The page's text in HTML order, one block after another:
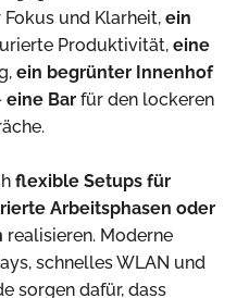
Fokus und Klarheit, ein
Produktivität, eine
ein begrünter Innenhof
eine Bar für den lockeren
flexible Setups für
Arbeitsphasen oder
realisieren. Moderne
schnelles WLAN und
sorgen dafür, dass